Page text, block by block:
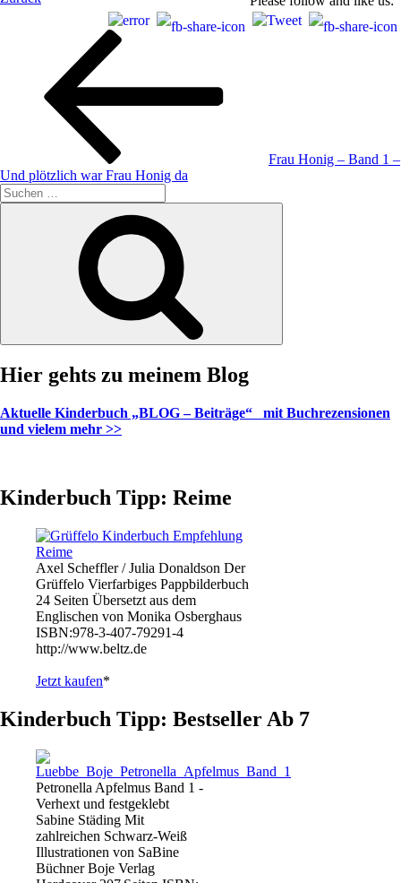
Frau Honig – Band 1 –
Und plötzlich war Frau Honig da
Suche
nach:
Hier gehts zu meinem Blog
Aktuelle Kinderbuch „BLOG – Beiträge“ mit Buchrezensionen
und vielem mehr >>
Kinderbuch Tipp: Reime
Axel Scheffler / Julia Donaldson Der
Grüffelo Vierfarbiges Pappbilderbuch
24 Seiten Übersetzt aus dem
Englischen von Monika Osberghaus
ISBN:978-3-407-79291-4
http://www.beltz.de
Jetzt kaufen*
Kinderbuch Tipp: Bestseller Ab 7
Petronella Apfelmus Band 1 -
Verhext und festgeklebt
Sabine Städing Mit
zahlreichen Schwarz-Weiß
Illustrationen von SaBine
Büchner Boje Verlag